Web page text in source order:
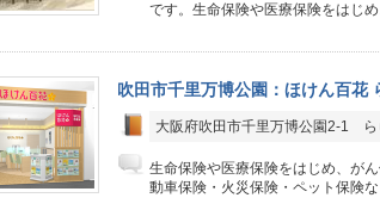
です。生命保険や医療保険をはじ
吹田市千里万博公園：ほけん百花
大阪府吹田市千里万博公園2-1 ら
生命保険や医療保険をはじめ、が
動車保険・火災保険・ペット保険